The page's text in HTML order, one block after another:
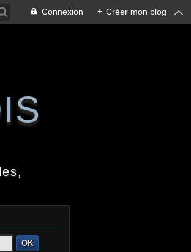
Connexion + Créer mon blog
OK